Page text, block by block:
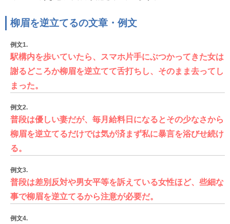
柳眉を逆立てるの文章・例文
例文1.
駅構内を歩いていたら、スマホ片手にぶつかってきた女は
謝るどころか柳眉を逆立てて舌打ちし、そのまま去ってし
まった。
例文2.
普段は優しい妻だが、毎月給料日になるとその少なさから
柳眉を逆立てるだけでは気が済まず私に暴言を浴びせ続け
る。
例文3.
普段は差別反対や男女平等を訴えている女性ほど、些細な
事で柳眉を逆立てるから注意が必要だ。
例文4.